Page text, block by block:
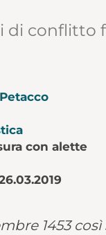
di conflitto
con alette
1453 così